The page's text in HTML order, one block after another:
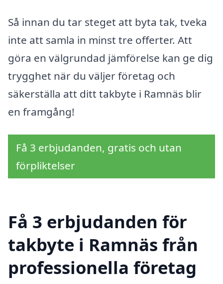
Så innan du tar steget att byta tak, tveka
inte att samla in minst tre offerter. Att
göra en välgrundad jämförelse kan ge dig
trygghet när du väljer företag och
säkerställa att ditt takbyte i Ramnäs blir
en framgång!
Få 3 erbjudanden, gratis och utan
förpliktelser
Få 3 erbjudanden för
takbyte i Ramnäs från
professionella företag